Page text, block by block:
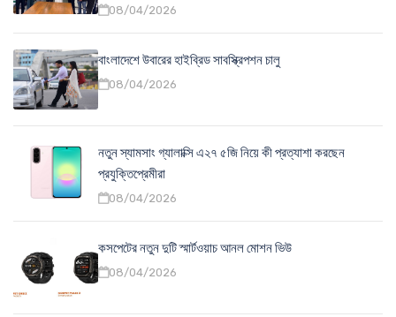
08/04/2026
বাংলাদেশে উবারের হাইব্রিড সাবস্ক্রিপশন চালু
08/04/2026
নতুন স্যামসাং গ্যালাক্সি এ২৭ ৫জি নিয়ে কী প্রত্যাশা করছেন
প্রযুক্তিপ্রেমীরা
08/04/2026
কসপেটের নতুন দুটি স্মার্টওয়াচ আনল মোশন ভিউ
08/04/2026